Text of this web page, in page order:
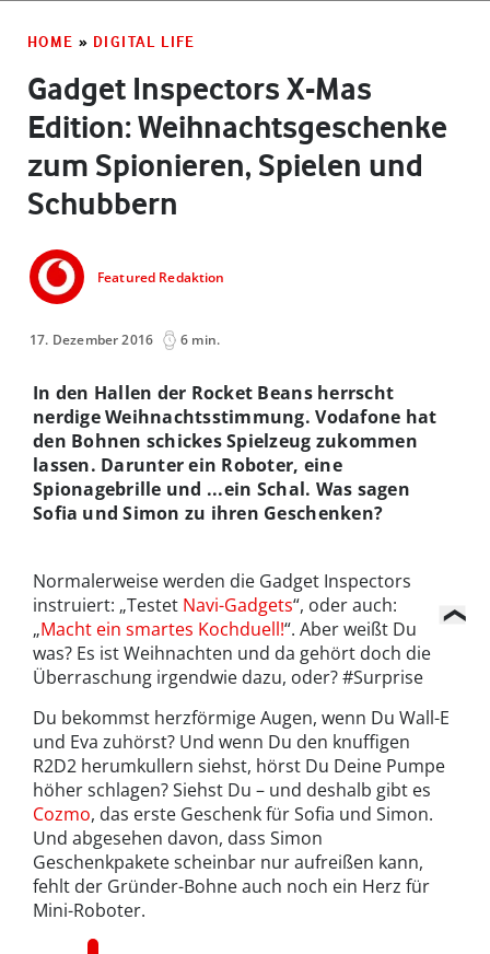
HOME » DIGITAL LIFE
Gadget Inspectors X-Mas
Edition: Weihnachtsgeschenke
zum Spionieren, Spielen und
Schubbern
Featured Redaktion
17. Dezember 2016 6 min.
In den Hallen der Rocket Beans herrscht
nerdige Weihnachtsstimmung. Vodafone hat
den Bohnen schickes Spielzeug zukommen
lassen. Darunter ein Roboter, eine
Spionagebrille und ...ein Schal. Was sagen
Sofia und Simon zu ihren Geschenken?
Normalerweise werden die Gadget Inspectors
instruiert: „Testet Navi-Gadgets“, oder auch:
„Macht ein smartes Kochduell!“. Aber weißt Du
was? Es ist Weihnachten und da gehört doch die
Überraschung irgendwie dazu, oder? #Surprise
Du bekommst herzförmige Augen, wenn Du Wall-E
und Eva zuhörst? Und wenn Du den knuffigen
R2D2 herumkullern siehst, hörst Du Deine Pumpe
höher schlagen? Siehst Du – und deshalb gibt es
Cozmo, das erste Geschenk für Sofia und Simon.
Und abgesehen davon, dass Simon
Geschenkpakete scheinbar nur aufreißen kann,
fehlt der Gründer-Bohne auch noch ein Herz für
Mini-Roboter.